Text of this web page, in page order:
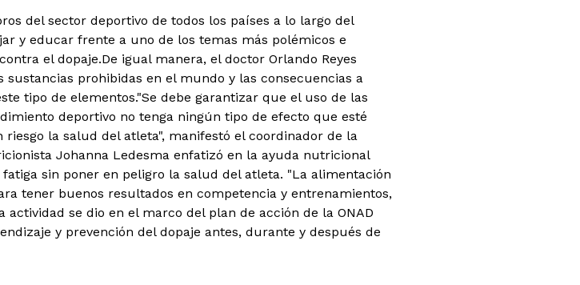
del sector deportivo de todos los países a lo largo del
y educar frente a uno de los temas más polémicos e
el dopaje.De igual manera, el doctor Orlando Reyes
sustancias prohibidas en el mundo y las consecuencias a
tipo de elementos."Se debe garantizar que el uso de las
deportivo no tenga ningún tipo de efecto que esté
la salud del atleta", manifestó el coordinador de la
Johanna Ledesma enfatizó en la ayuda nutricional
sin poner en peligro la salud del atleta. "La alimentación
tener buenos resultados en competencia y entrenamientos,
actividad se dio en el marco del plan de acción de la ONAD
y prevención del dopaje antes, durante y después de